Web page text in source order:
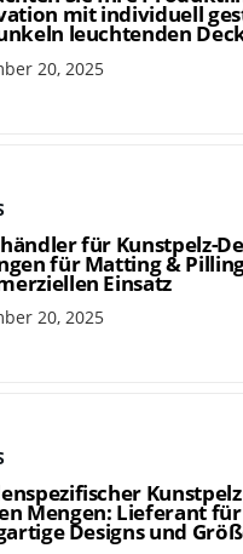
mit individuell
leuchtenden
20, 2025
für Kunstpelz-
für Matting &
Einsatz
20, 2025
Mengen: Lieferant für
Designs und